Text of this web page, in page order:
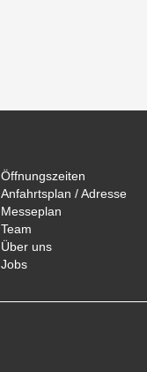
Öffnungszeiten
Anfahrtsplan / Adresse
Messeplan
Team
Über uns
Jobs